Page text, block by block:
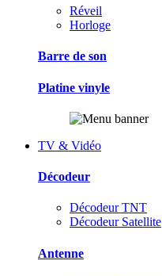
Réveil
Horloge
Barre de son
Platine vinyle
TV & Vidéo
Décodeur
Décodeur TNT
Décodeur Satellite
Antenne